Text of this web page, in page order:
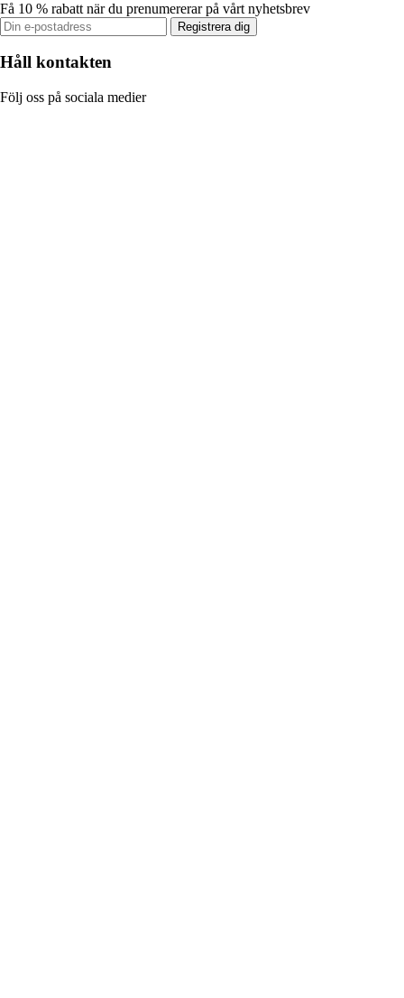
Få 10 % rabatt när du prenumererar på vårt nyhetsbrev
Registrera dig
Håll kontakten
Följ oss på sociala medier